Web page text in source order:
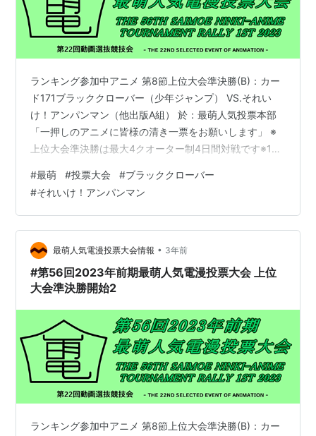
ランキング参加中アニメ 第8節上位大会準決勝(B)：カー
ド171ブラッククローバー（少年ジャンプ） VS.それい
け！アンパンマン（他出版A組） 於：最萌人気投票本部
「一押しのアニメに皆様の清き一票をお願いします」 ※
上位大会準決勝は最大4クオーター制4日間対戦です※1ク
参加は無効とさせていただきます（以下同じです） （こ
こから実況）第1クオーター序盤の動きはありません第1
クオーター中盤に動きがありました「ブラッククローバ
ー」が1点加点し先制点を取得した第1クオーター終盤の
動きはありません第1クオーター終了現在1対0で「ブラッ
ククローバー」…
#最萌 #投票大会 #ブラッククローバー
#それいけ！アンパンマン
最萌人気電漫投票大会情報 • 3年前
#第56回2023年前期最萌人気電漫投票大会 上位
大会準決勝開始2
ランキング参加中アニメ 第8節上位大会準決勝(B)：カー